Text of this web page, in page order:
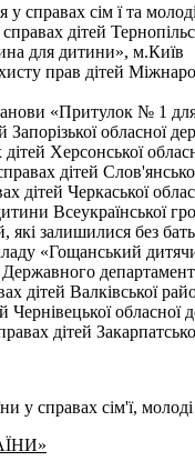
сім ї та молоді
дітей
для дитини», м.Київ
прав дітей
«Притулок № 1 для
обласної
Херсонської
дітей
Черкаської
Всеукраїнської
залишилися без
«Гощанський
Валківської
обласної
дітей
справах сім'ї, молоді